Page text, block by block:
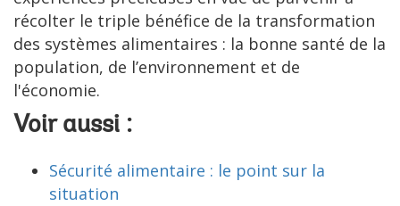
récolter le triple bénéfice de la transformation
des systèmes alimentaires : la bonne santé de la
population, de l’environnement et de
l'économie.
Voir aussi :
Sécurité alimentaire : le point sur la
situation